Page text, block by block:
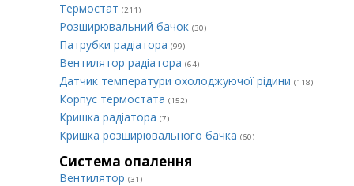
Термостат (211)
Розширювальний бачок (30)
Патрубки радіатора (99)
Вентилятор радіатора (64)
Датчик температури охолоджуючої рідини (118)
Корпус термостата (152)
Кришка радіатора (7)
Кришка розширювального бачка (60)
Система опалення
Вентилятор (31)